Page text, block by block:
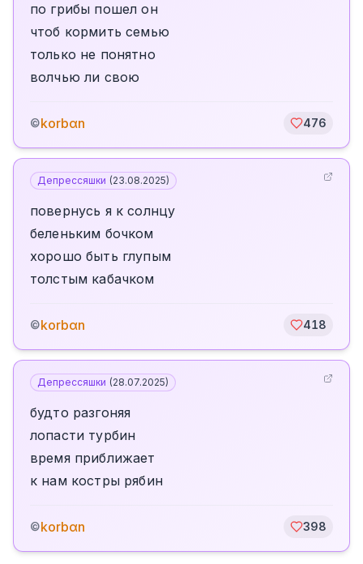
по грибы пошел он
чтоб кормить семью
только не понятно
волчью ли свою
©korbαn 476
Депрессяшки (23.08.2025)
повернусь я к солнцу
беленьким бочком
хорошо быть глупым
толстым кабачком
©korbαn 418
Депрессяшки (28.07.2025)
будто разгоняя
лопасти турбин
время приближает
к нам костры рябин
©korbαn 398